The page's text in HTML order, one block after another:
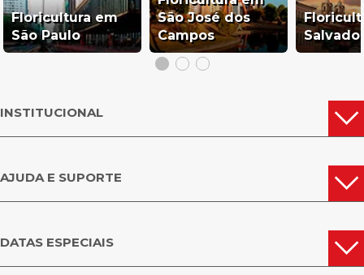
Floricultura em
São Paulo
São José dos
Campos
INSTITUCIONAL
AJUDA E SUPORTE
DATAS ESPECIAIS